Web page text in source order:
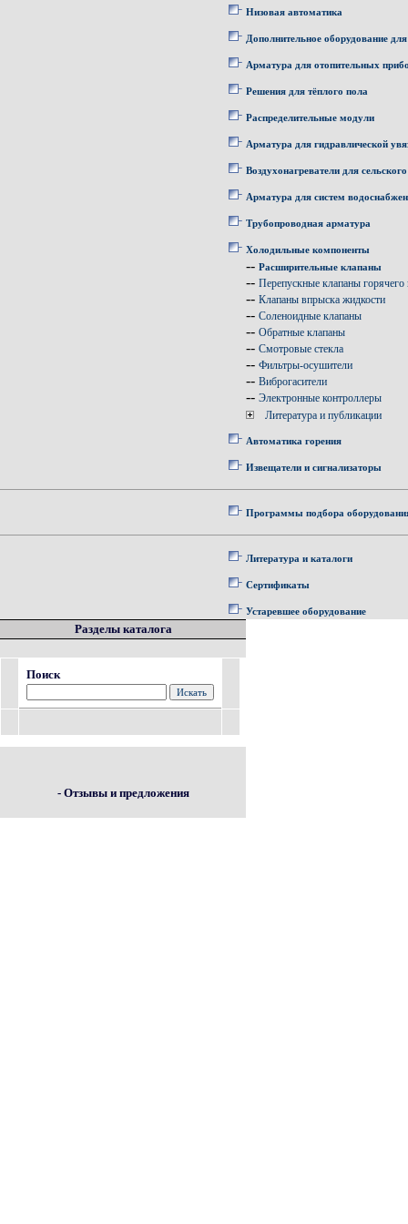
Низовая автоматика
Дополнительное оборудование
Арматура для отопительных
Решения для тёплого пола
Распределительные модули
Арматура для гидравлической
Воздухонагреватели для
Арматура для систем
Трубопроводная арматура
Холодильные компоненты
-- Расширительные клапаны
-- Перепускные клапаны горячего
-- Клапаны впрыска жидкости
-- Соленоидные клапаны
-- Обратные клапаны
-- Смотровые стекла
-- Фильтры-осушители
-- Виброгасители
-- Электронные контроллеры
Литература и публикации
Автоматика горения
Извещатели и сигнализаторы
Программы подбора
Литература и каталоги
Сертификаты
Устаревшее оборудование
Разделы каталога
Поиск
- Отзывы и предложения